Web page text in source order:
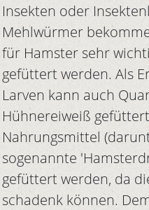
Insekten oder
Mehlwürmer
für Hamster sehr
gefüttert werden. Als
Larven kann auch
Hühnereiweiß
Nahrungsmittel
sogenannte
gefüttert werden, da
schadenk können.